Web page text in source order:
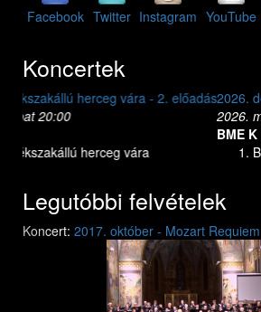
Facebook Twitter Instagram YouTube
Koncertek
2026. december - A kékszakállú herceg
2026. május 15. péntek 20:00
Bartók Béla: A kékszakállú herceg
Legutóbbi felvételek
Koncert: 2017. október - Mozart
Mozart: Requiem
Mozart: Requiem
Previous